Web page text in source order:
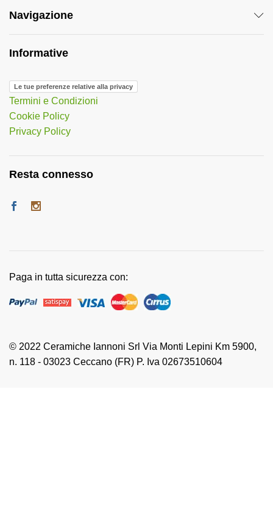
Navigazione
Informative
Le tue preferenze relative alla privacy
Termini e Condizioni
Cookie Policy
Privacy Policy
Resta connesso
© 2022 Ceramiche Iannoni Srl Via Monti Lepini Km 5900,
n. 118 - 03023 Ceccano (FR) P. Iva 02673510604
Paga in tutta sicurezza con: